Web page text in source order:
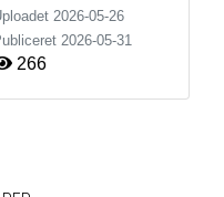
2026-05-26
2026-05-31
266